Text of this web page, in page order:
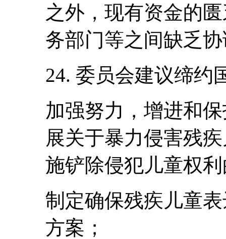
之外，现有资金的
务部门等之间缺乏
24. 委员会建议缔约
加强努力，增进和
展关于暴力侵害残
施铲除侵犯儿童权
制定确保残疾儿童
方案；